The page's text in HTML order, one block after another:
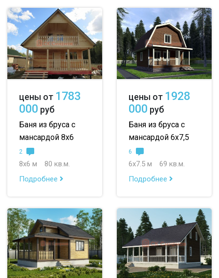
цены от 1783
000 руб
Баня из бруса с
мансардой 8х6
2
8х6 м
80 кв.м.
Подробнее
цены от 1928
000 руб
Баня из бруса с
мансардой 6х7,5
6
6х7.5 м
69 кв.м.
Подробнее